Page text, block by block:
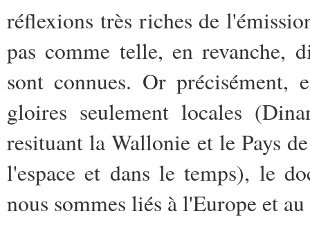
réflexions très riches de
pas comme telle, en revanche,
sont connues. Or
gloires seulement locales
resituant la Wallonie et le Pays
l'espace et dans le temps), le
nous sommes liés à l'Europe et